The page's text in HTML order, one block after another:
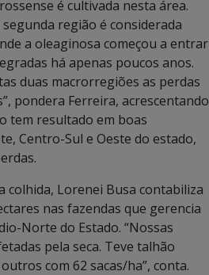
é cultivada nesta área.
região é considerada
a oleaginosa começou a entrar
há apenas poucos anos.
duas macrorregiões as perdas
pondera Ferreira, acrescentando
tem resultado em boas
Centro-Sul e Oeste do estado,
colhida, Lorenei Busa contabiliza
nas fazendas que gerencia
Norte do Estado. “Nossas
pela seca. Teve talhão
com 62 sacas/ha”, conta.